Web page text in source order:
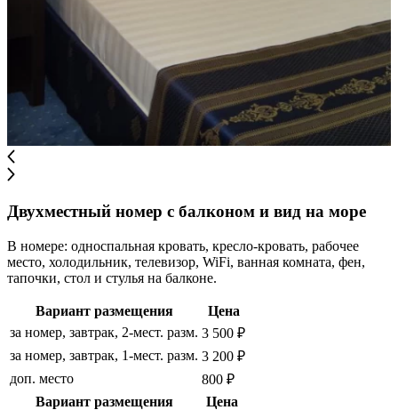
Двухместный номер с балконом и вид на море
В номере: односпальная кровать, кресло-кровать, рабочее
место, холодильник, телевизор, WiFi, ванная комната, фен,
тапочки, стол и стулья на балконе.
Вариант размещения
Цена
за номер, завтрак, 2-мест. разм. 3 500 ₽
за номер, завтрак, 1-мест. разм. 3 200 ₽
доп. место
800 ₽
Вариант размещения
Цена